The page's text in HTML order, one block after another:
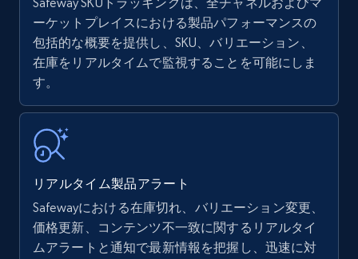
Amazon products - find products by using
upc numbers
Title, Seller name, Brand, Description, Initial
price, Currency, Availability, Reviews count, and
Amazon Reviews
ーケットプレイスにおける製品パフォーマンスの
包括的な概要を提供し、SKU、バリエーション、
在庫をリアルタイムで監視することを可能にしま
す。
リアルタイム製品アラート
Safewayにおける在庫切れ、バリエーション変更、
価格更新、コンテンツ不一致に関するリアルタイ
ムアラートと通知で最新情報を把握し、迅速に対